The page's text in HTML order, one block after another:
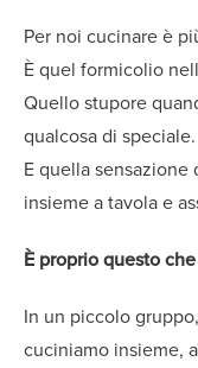
Per noi cucinare è
È quel formicolio
Quello stupore
qualcosa di speciale.
E quella
insieme a tavola e
È proprio questo
In un piccolo
cuciniamo insieme,